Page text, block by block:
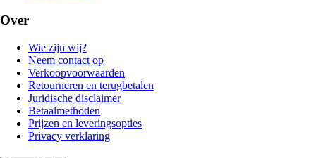
Over
Wie zijn wij?
Neem contact op
Verkoopvoorwaarden
Retourneren en terugbetalen
Juridische disclaimer
Betaalmethoden
Prijzen en leveringsopties
Privacy verklaring